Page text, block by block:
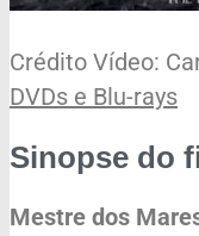
Crédito Vídeo:
DVDs e Blu-rays
Sinopse do
Mestre dos